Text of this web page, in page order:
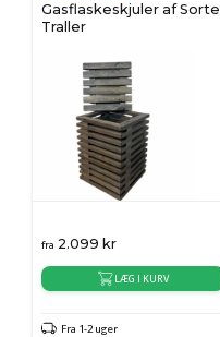
Gasflaskeskjuler af Sorte
Traller
fra 2.099 kr
LÆG I KURV
Fra 1-2 uger